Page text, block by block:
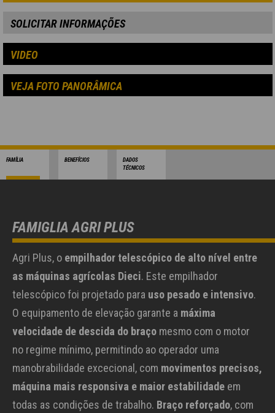
SOLICITAR INFORMAÇÕES
VIDEO
VEJA FOTO PANORÂMICA
FAMÍLIA BENEFÍCIOS
DADOS
TÉCNICOS
FAMIGLIA AGRI PLUS
Agri Plus, o empilhador telescópico de alto nível entre
as máquinas agrícolas Dieci. Este empilhador
telescópico foi projetado para uso pesado e intensivo.
O equipamento de elevação garante a máxima
velocidade de descida do braço mesmo com o motor
no regime mínimo, permitindo ao operador uma
manobrabilidade excecional, com movimentos precisos,
máquina mais responsiva e maior estabilidade em
todas as condições de trabalho. Braço reforçado, com